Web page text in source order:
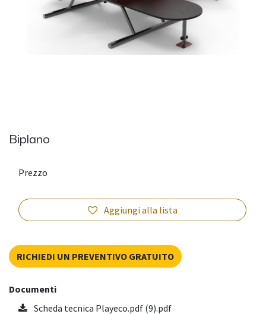
Biplano
Aggiungi alla lista
Prezzo
RICHIEDI UN PREVENTIVO GRATUITO
Documenti
Scheda tecnica Playeco.pdf (9).pdf